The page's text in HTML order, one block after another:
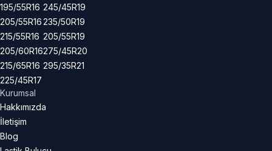
195/55R16
205/55R16
215/55R16
205/60R16
215/65R16
225/45R17
245/45R19
235/50R19
205/55R19
275/45R20
295/35R21
Kurumsal
Hakkımızda
İletişim
Blog